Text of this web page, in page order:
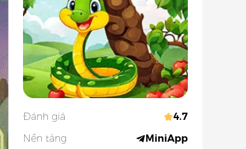
Đánh giá
4.7
Nền tảng
MiniApp